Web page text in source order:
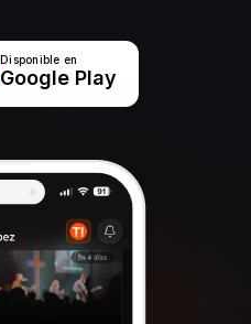
Disponible en
Google Play